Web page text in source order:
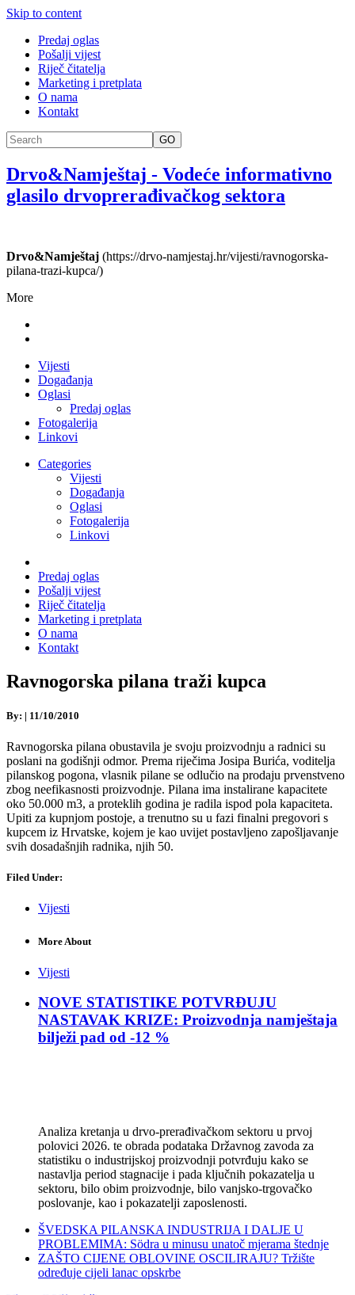
Skip to content
Predaj oglas
Pošalji vijest
Riječ čitatelja
Marketing i pretplata
O nama
Kontakt
GO
Drvo&Namještaj - Vodeće informativno
glasilo drvoprerađivačkog sektora
Drvo&Namještaj (https://drvo-namjestaj.hr/vijesti/ravnogorska-
pilana-trazi-kupca/)
More
Vijesti
Događanja
Oglasi
Predaj oglas
Fotogalerija
Linkovi
Categories
Vijesti
Događanja
Oglasi
Fotogalerija
Linkovi
Predaj oglas
Pošalji vijest
Riječ čitatelja
Marketing i pretplata
O nama
Kontakt
Ravnogorska pilana traži kupca
By: | 11/10/2010
Ravnogorska pilana obustavila je svoju proizvodnju a radnici su
poslani na godišnji odmor. Prema riječima Josipa Burića, voditelja
pilanskog pogona, vlasnik pilane se odlučio na prodaju prvenstveno
zbog neefikasnosti proizvodnje. Pilana ima instalirane kapacitete
oko 50.000 m3, a proteklih godina je radila ispod pola kapaciteta.
Upiti za kupnjom postoje, a trenutno su u fazi finalni pregovori s
kupcem iz Hrvatske, kojem je kao uvijet postavljeno zapošljavanje
svih dosadašnjih radnika, njih 50.
Filed Under:
Vijesti
More About
Vijesti
NOVE STATISTIKE POTVRĐUJU
NASTAVAK KRIZE: Proizvodnja namještaja
bilježi pad od -12 %
Analiza kretanja u drvo-prerađivačkom sektoru u prvoj
polovici 2026. te obrada podataka Državnog zavoda za
statistiku o industrijskoj proizvodnji potvrđuju kako se
nastavlja period stagnacije i pada ključnih pokazatelja u
sektoru, bilo obim proizvodnje, bilo vanjsko-trgovačko
poslovanje, kao i pokazatelji zaposlenosti.
ŠVEDSKA PILANSKA INDUSTRIJA I DALJE U
PROBLEMIMA: Södra u minusu unatoč mjerama štednje
ZAŠTO CIJENE OBLOVINE OSCILIRAJU? Tržište
određuje cijeli lanac opskrbe